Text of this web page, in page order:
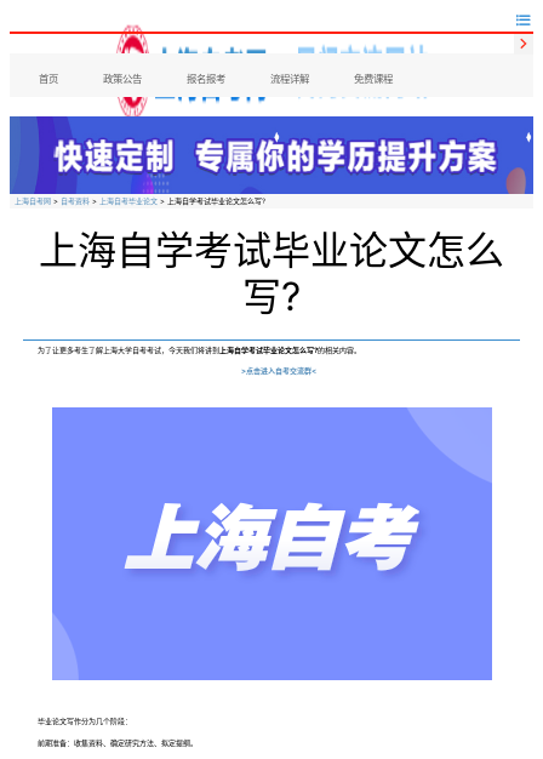

首页 政策公告 报名报考 流程详解 免费课程

上海自考网 > 自考资料 > 上海自考毕业论文 > 上海自学考试毕业论文怎么写?
上海自学考试毕业论文怎么
写?
为了让更多考生了解上海大学自考考试，今天我们将讲到上海自学考试毕业论文怎么写?的相关内容。
>点击进入自考交流群<
毕业论文写作分为几个阶段：
前期准备：收集资料、确定研究方法、拟定提纲。